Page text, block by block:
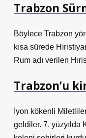
Trabzon
Böylece Trabzon
kısa sürede
Rum adı verilen
Trabzon’u
İyon kökenli
geldiler. 7. yüzyılda